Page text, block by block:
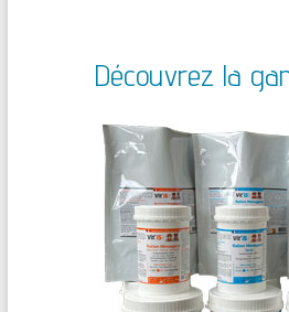
Découvrez la